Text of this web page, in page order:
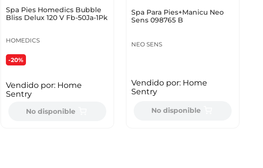
Spa Pies Homedics Bubble
Bliss Delux 120 V Fb-50Ja-1Pk
HOMEDICS
-20%
Vendido por: Home
Sentry
No disponible
Spa Para Pies+Manicu Neo
Sens 098765 B
NEO SENS
Vendido por: Home
Sentry
No disponible